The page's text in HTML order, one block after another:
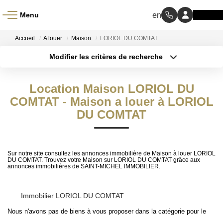
Menu
À VENDRE
À LOUER
NOS MÉTIERS
Gestion Locative
BIENS VENDUS
Accueil A louer Maison LORIOL DU COMTAT
Modifier les critères de recherche
Sélectionnez...
Type de bien
Surface min
Créer une alerte
Location Maison LORIOL DU
COMTAT - Maison a louer à LORIOL
DU COMTAT
Sur notre site consultez les annonces immobilière de Maison à louer LORIOL
DU COMTAT. Trouvez votre Maison sur LORIOL DU COMTAT grâce aux
annonces immobilières de SAINT-MICHEL IMMOBILIER.
Immobilier LORIOL DU COMTAT
Nous n'avons pas de biens à vous proposer dans la catégorie pour le